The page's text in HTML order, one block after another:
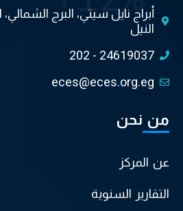
أبراج نايل سيتي، البرج
النيل
202 - 24619037
eces@eces.org.eg
من نحن
عن المركز
التقارير السنوية